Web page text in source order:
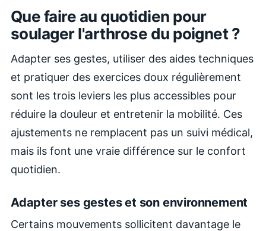
Que faire au quotidien pour
soulager l'arthrose du poignet ?
Adapter ses gestes, utiliser des aides techniques
et pratiquer des exercices doux régulièrement
sont les trois leviers les plus accessibles pour
réduire la douleur et entretenir la mobilité. Ces
ajustements ne remplacent pas un suivi médical,
mais ils font une vraie différence sur le confort
quotidien.
Adapter ses gestes et son environnement
Certains mouvements sollicitent davantage le